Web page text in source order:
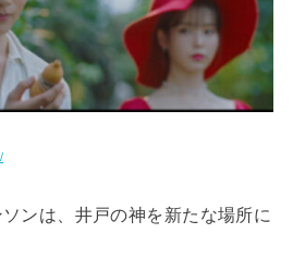
ンは、井戸の神を新たな場所に